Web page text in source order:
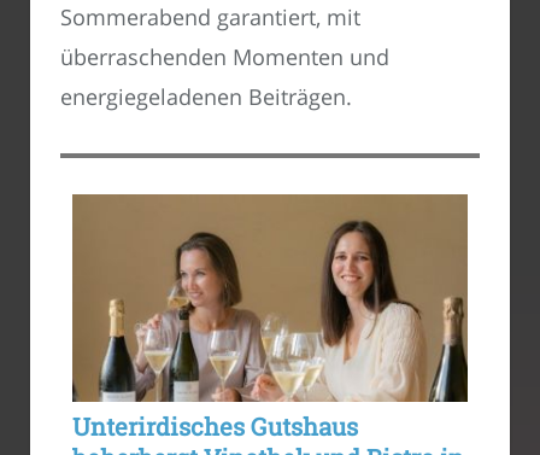
Sommerabend garantiert, mit
überraschenden Momenten und
energiegeladenen Beiträgen.
Unterirdisches Gutshaus